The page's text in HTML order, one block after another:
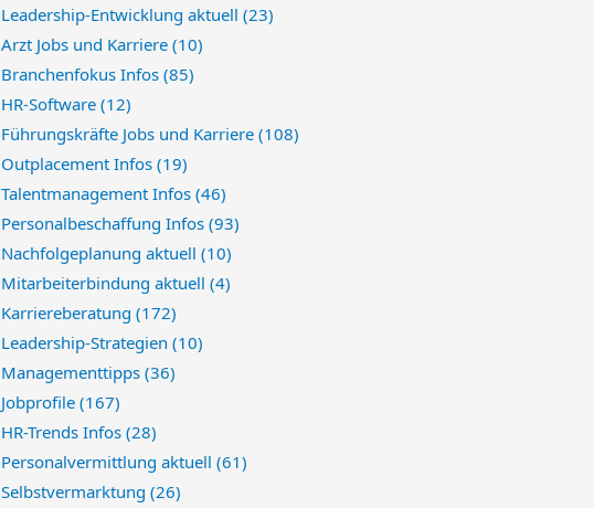
Leadership-Entwicklung aktuell (23)
Arzt Jobs und Karriere (10)
Branchenfokus Infos (85)
HR-Software (12)
Führungskräfte Jobs und Karriere (108)
Outplacement Infos (19)
Talentmanagement Infos (46)
Personalbeschaffung Infos (93)
Nachfolgeplanung aktuell (10)
Mitarbeiterbindung aktuell (4)
Karriereberatung (172)
Leadership-Strategien (10)
Managementtipps (36)
Jobprofile (167)
HR-Trends Infos (28)
Personalvermittlung aktuell (61)
Selbstvermarktung (26)